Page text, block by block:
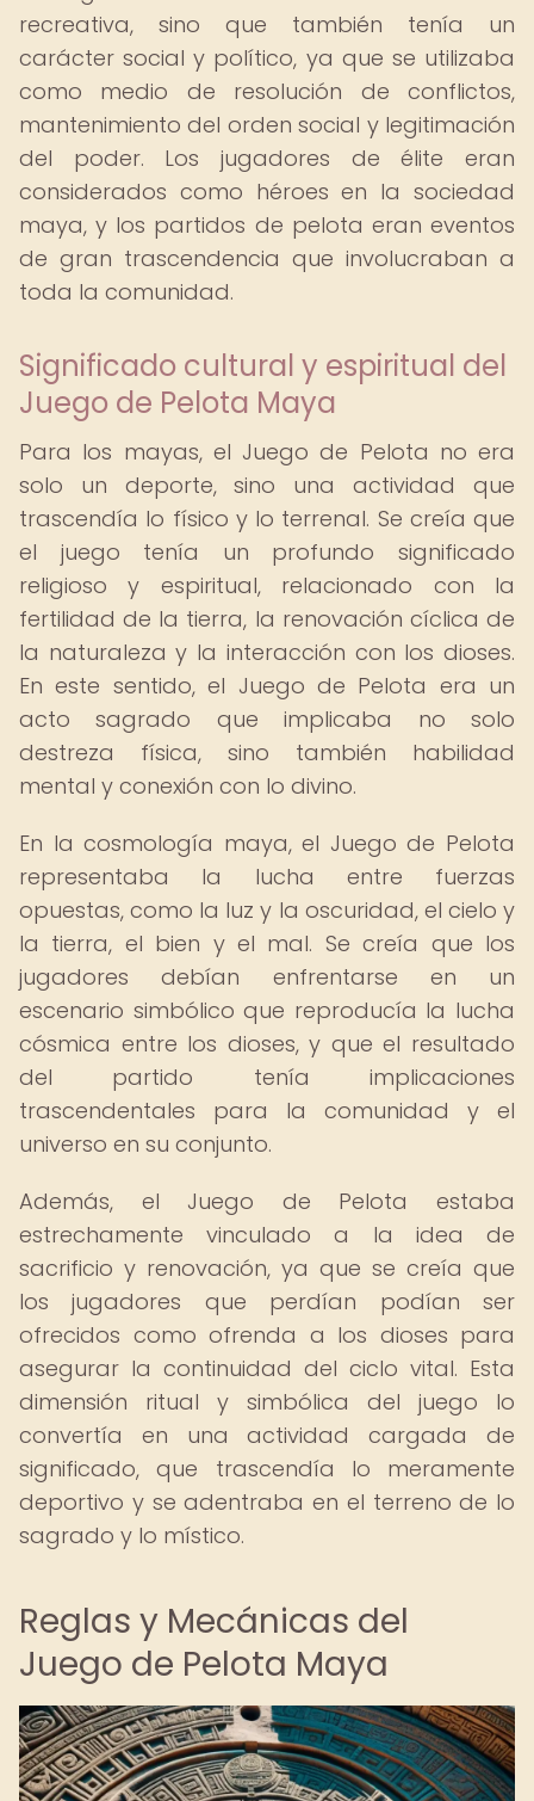
recreativa, sino que también tenía un
carácter social y político, ya que se utilizaba
como medio de resolución de conflictos,
mantenimiento del orden social y legitimación
del poder. Los jugadores de élite eran
considerados como héroes en la sociedad
maya, y los partidos de pelota eran eventos
de gran trascendencia que involucraban a
toda la comunidad.
Significado cultural y espiritual del
Juego de Pelota Maya
Para los mayas, el Juego de Pelota no era
solo un deporte, sino una actividad que
trascendía lo físico y lo terrenal. Se creía que
el juego tenía un profundo significado
religioso y espiritual, relacionado con la
fertilidad de la tierra, la renovación cíclica de
la naturaleza y la interacción con los dioses.
En este sentido, el Juego de Pelota era un
acto sagrado que implicaba no solo
destreza física, sino también habilidad
mental y conexión con lo divino.
En la cosmología maya, el Juego de Pelota
representaba la lucha entre fuerzas
opuestas, como la luz y la oscuridad, el cielo y
la tierra, el bien y el mal. Se creía que los
jugadores debían enfrentarse en un
escenario simbólico que reproducía la lucha
cósmica entre los dioses, y que el resultado
del partido tenía implicaciones
trascendentales para la comunidad y el
universo en su conjunto.
Además, el Juego de Pelota estaba
estrechamente vinculado a la idea de
sacrificio y renovación, ya que se creía que
los jugadores que perdían podían ser
ofrecidos como ofrenda a los dioses para
asegurar la continuidad del ciclo vital. Esta
dimensión ritual y simbólica del juego lo
convertía en una actividad cargada de
significado, que trascendía lo meramente
deportivo y se adentraba en el terreno de lo
sagrado y lo místico.
Reglas y Mecánicas del
Juego de Pelota Maya